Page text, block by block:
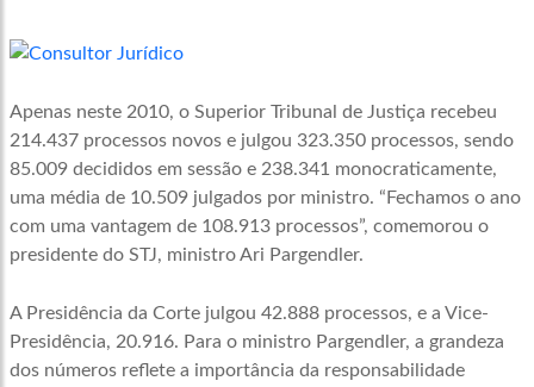
Apenas neste 2010, o Superior Tribunal de Justiça recebeu
214.437 processos novos e julgou 323.350 processos, sendo
85.009 decididos em sessão e 238.341 monocraticamente,
uma média de 10.509 julgados por ministro. “Fechamos o ano
com uma vantagem de 108.913 processos”, comemorou o
presidente do STJ, ministro Ari Pargendler.
A Presidência da Corte julgou 42.888 processos, e a Vice-
Presidência, 20.916. Para o ministro Pargendler, a grandeza
dos números reflete a importância da responsabilidade